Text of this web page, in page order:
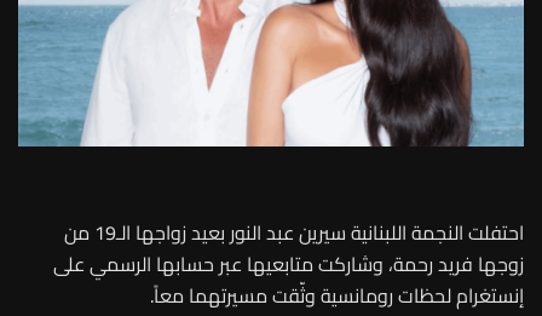
احتفلت النجمة اللبنانية سيرين عبد النور بعيد زواجها الـ19 من
زوجها فريد رحمة، وشاركت متابعيها عبر حسابها الرسمي على
إنستغرام لحظات رومانسية وثّقت مسيرتهما معاً.